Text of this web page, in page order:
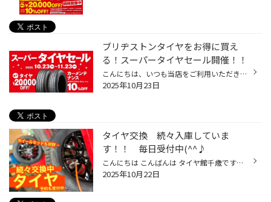
ブリヂストンタイヤをお得に買え
る！スーパータイヤセール開催！！
こんにちは、いつも当店をご利用いただきましてありがとうございます。 コクピット・タイヤ館では、ブリヂストンタイヤをお得に買える！ スーパータイヤセールを開催いたします！ ブリヂストンのタイヤを4本ご購入で最大20,000OFF！ タイヤをお得にご購入頂けるチャンスです！ 夏タイヤの交換やスタ...
2025年10月23日
タイヤ交換 続々入庫していま
す！！ 毎日受付中(^^♪
こんにちは こんばんは タイヤ館千歳です★ 気温も一気に下がり、 続々タイヤ交換のご依頼頂いております♪ 在庫状況、当日のピット空き状況しだいではありますが、 即日お取り付けも可能となっております！！ また、当店は、タイヤの専門店となっておりますので、 新品タイヤ交換時には、アライメン...
2025年10月22日